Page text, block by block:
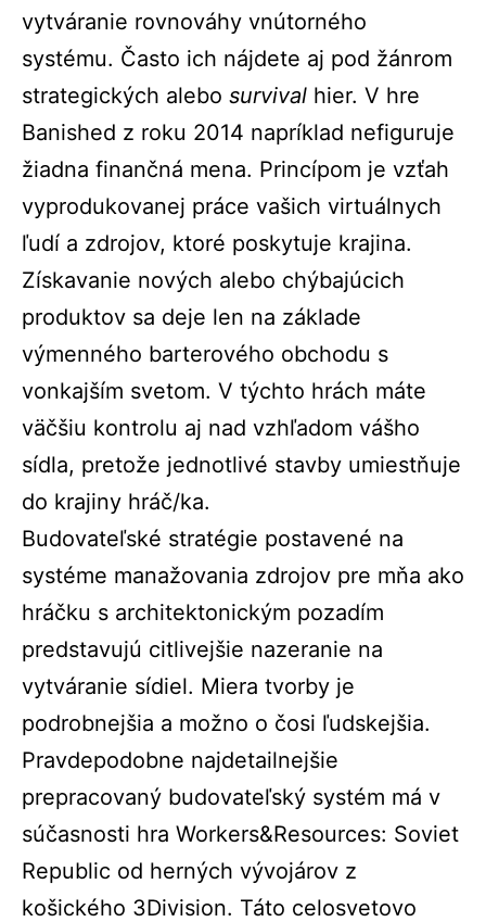
vytváranie rovnováhy vnútorného
systému. Často ich nájdete aj pod žánrom
strategických alebo survival hier. V hre
Banished z roku 2014 napríklad nefiguruje
žiadna finančná mena. Princípom je vzťah
vyprodukovanej práce vašich virtuálnych
ľudí a zdrojov, ktoré poskytuje krajina.
Získavanie nových alebo chýbajúcich
produktov sa deje len na základe
výmenného barterového obchodu s
vonkajším svetom. V týchto hrách máte
väčšiu kontrolu aj nad vzhľadom vášho
sídla, pretože jednotlivé stavby umiestňuje
do krajiny hráč/ka.
Budovateľské stratégie postavené na
systéme manažovania zdrojov pre mňa ako
hráčku s architektonickým pozadím
predstavujú citlivejšie nazeranie na
vytváranie sídiel. Miera tvorby je
podrobnejšia a možno o čosi ľudskejšia.
Pravdepodobne najdetailnejšie
prepracovaný budovateľský systém má v
súčasnosti hra Workers&Resources: Soviet
Republic od herných vývojárov z
košického 3Division. Táto celosvetovo